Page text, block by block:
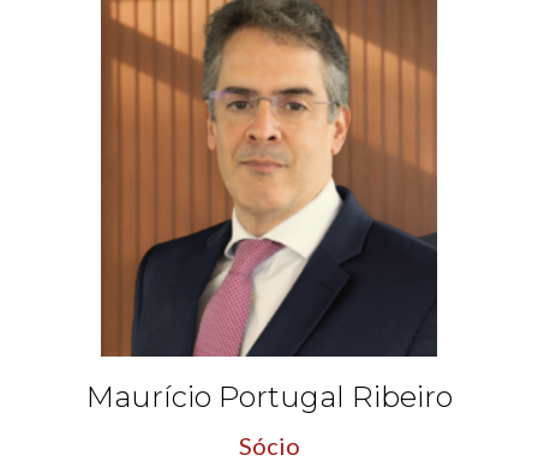
Maurício Portugal Ribeiro
Sócio